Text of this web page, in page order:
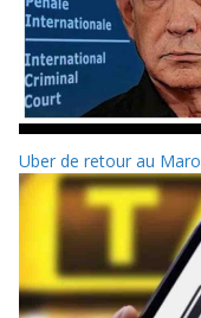
Uber de retour au